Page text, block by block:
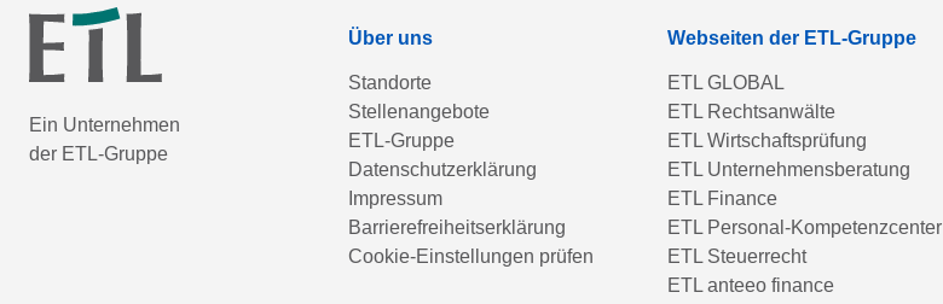
Ein Unternehmen
der ETL-Gruppe
Über uns
Standorte
Stellenangebote
ETL-Gruppe
Datenschutzerklärung
Impressum
Barrierefreiheitserklärung
Cookie-Einstellungen prüfen
Webseiten der ETL-Gruppe
ETL GLOBAL
ETL Rechtsanwälte
ETL Wirtschaftsprüfung
ETL Unternehmensberatung
ETL Finance
ETL Personal-Kompetenzcenter
ETL Steuerrecht
ETL anteeo finance